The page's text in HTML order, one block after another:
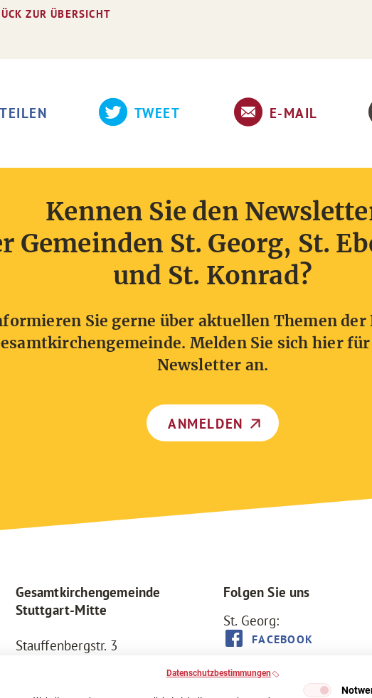
ZUR ÜBERSICHT
TEILEN TWEET E-MAIL
Kennen Sie den
Gemeinden St. Georg, St.
und St. Konrad?
Sie gerne über aktuellen Themen der
Melden Sie sich hier
Newsletter an.
ANMELDEN
Gesamtkirchengemeinde
Stuttgart-Mitte
Stauffenbergstr. 3
Folgen Sie uns
St. Georg:
FACEBOOK
FACEBOOK
Datenschutzbestimmungen